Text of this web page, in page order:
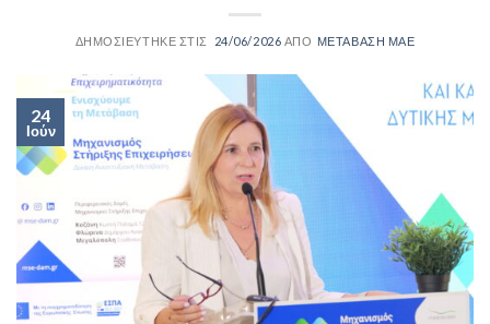
24/06/2026 ΜΕΤΑΒΑΣΗ ΜΑΕ
24
Ιούν